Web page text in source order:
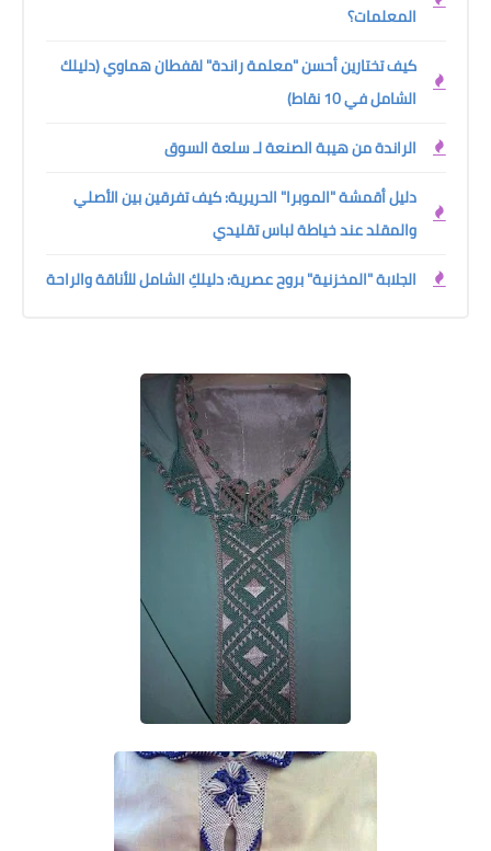
المعلمات؟
كيف تختارين أحسن "معلمة راندة" لقفطان هماوي (دليلك
الشامل في 10 نقاط)
الراندة من هيبة الصنعة لـ سلعة السوق
دليل أقمشة "الموبرا" الحريرية: كيف تفرقين بين الأصلي
والمقلد عند خياطة لباس تقليدي
الجلابة "المخزنية" بروح عصرية: دليلكِ الشامل للأناقة والراحة